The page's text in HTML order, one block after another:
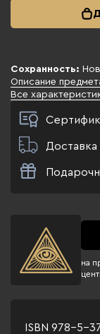
Сохранность:
Описание
Все
Доставка
на
ISBN 978-5-